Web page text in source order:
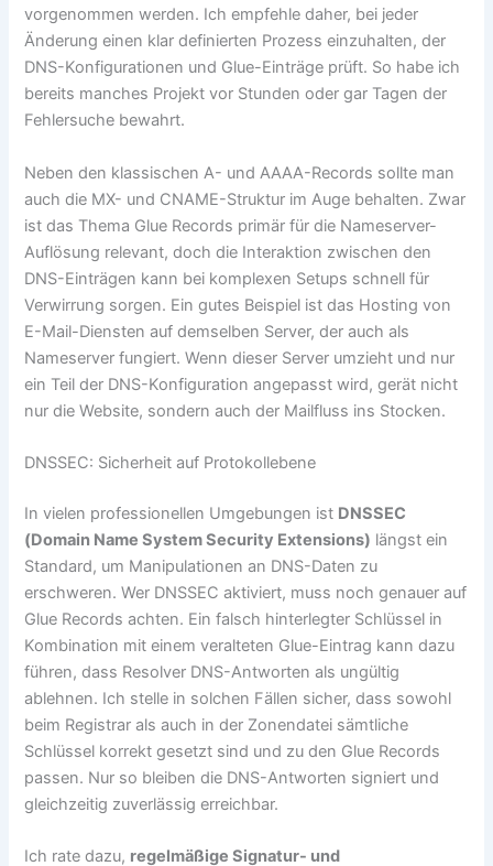
vorgenommen werden. Ich empfehle daher, bei jeder
Änderung einen klar definierten Prozess einzuhalten, der
DNS-Konfigurationen und Glue-Einträge prüft. So habe ich
bereits manches Projekt vor Stunden oder gar Tagen der
Fehlersuche bewahrt.
Neben den klassischen A- und AAAA-Records sollte man
auch die MX- und CNAME-Struktur im Auge behalten. Zwar
ist das Thema Glue Records primär für die Nameserver-
Auflösung relevant, doch die Interaktion zwischen den
DNS-Einträgen kann bei komplexen Setups schnell für
Verwirrung sorgen. Ein gutes Beispiel ist das Hosting von
E-Mail-Diensten auf demselben Server, der auch als
Nameserver fungiert. Wenn dieser Server umzieht und nur
ein Teil der DNS-Konfiguration angepasst wird, gerät nicht
nur die Website, sondern auch der Mailfluss ins Stocken.
DNSSEC: Sicherheit auf Protokollebene
In vielen professionellen Umgebungen ist DNSSEC
(Domain Name System Security Extensions) längst ein
Standard, um Manipulationen an DNS-Daten zu
erschweren. Wer DNSSEC aktiviert, muss noch genauer auf
Glue Records achten. Ein falsch hinterlegter Schlüssel in
Kombination mit einem veralteten Glue-Eintrag kann dazu
führen, dass Resolver DNS-Antworten als ungültig
ablehnen. Ich stelle in solchen Fällen sicher, dass sowohl
beim Registrar als auch in der Zonendatei sämtliche
Schlüssel korrekt gesetzt sind und zu den Glue Records
passen. Nur so bleiben die DNS-Antworten signiert und
gleichzeitig zuverlässig erreichbar.
Ich rate dazu, regelmäßige Signatur- und